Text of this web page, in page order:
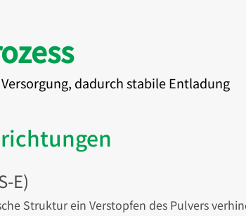
dadurch stabile Entladung
E)
Struktur ein Verstopfen des Pulvers